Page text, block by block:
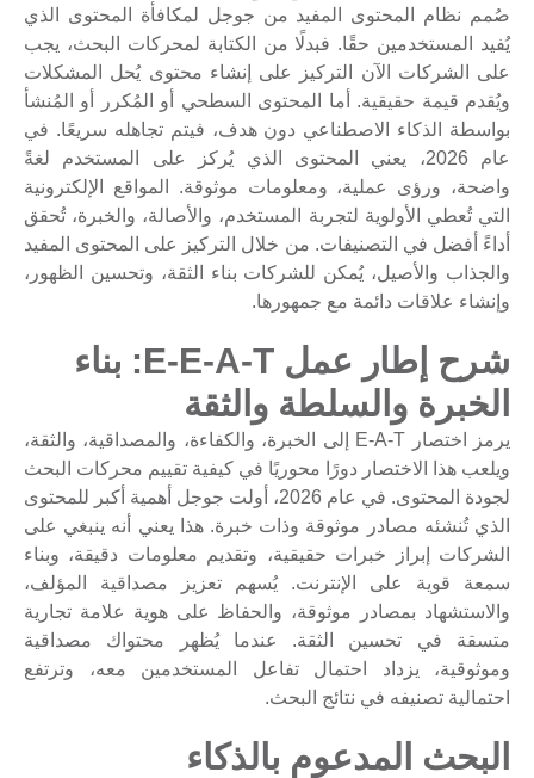
صُمم نظام المحتوى المفيد من جوجل لمكافأة المحتوى الذي
يُفيد المستخدمين حقًا. فبدلًا من الكتابة لمحركات البحث، يجب
على الشركات الآن التركيز على إنشاء محتوى يُحل المشكلات
ويُقدم قيمة حقيقية. أما المحتوى السطحي أو المُكرر أو المُنشأ
بواسطة الذكاء الاصطناعي دون هدف، فيتم تجاهله سريعًا. في
عام 2026، يعني المحتوى الذي يُركز على المستخدم لغةً
واضحة، ورؤى عملية، ومعلومات موثوقة. المواقع الإلكترونية
التي تُعطي الأولوية لتجربة المستخدم، والأصالة، والخبرة، تُحقق
أداءً أفضل في التصنيفات. من خلال التركيز على المحتوى المفيد
والجذاب والأصيل، يُمكن للشركات بناء الثقة، وتحسين الظهور،
وإنشاء علاقات دائمة مع جمهورها.
شرح إطار عمل E-E-A-T: بناء
الخبرة والسلطة والثقة
يرمز اختصار E-A-T إلى الخبرة، والكفاءة، والمصداقية، والثقة،
ويلعب هذا الاختصار دورًا محوريًا في كيفية تقييم محركات البحث
لجودة المحتوى. في عام 2026، أولت جوجل أهمية أكبر للمحتوى
الذي تُنشئه مصادر موثوقة وذات خبرة. هذا يعني أنه ينبغي على
الشركات إبراز خبرات حقيقية، وتقديم معلومات دقيقة، وبناء
سمعة قوية على الإنترنت. يُسهم تعزيز مصداقية المؤلف،
والاستشهاد بمصادر موثوقة، والحفاظ على هوية علامة تجارية
متسقة في تحسين الثقة. عندما يُظهر محتواك مصداقية
وموثوقية، يزداد احتمال تفاعل المستخدمين معه، وترتفع
احتمالية تصنيفه في نتائج البحث.
البحث المدعوم بالذكاء